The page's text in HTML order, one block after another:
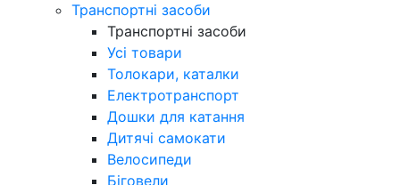
Транспортні засоби
Транспортні засоби
Усі товари
Толокари, каталки
Електротранспорт
Дошки для катання
Дитячі самокати
Велосипеди
Біговели